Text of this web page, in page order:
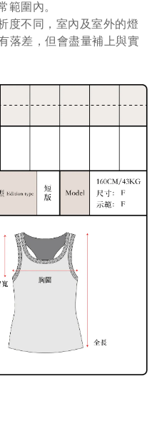
範圍內。
度不同，室內及室外的燈
落差，但會盡量補上與實